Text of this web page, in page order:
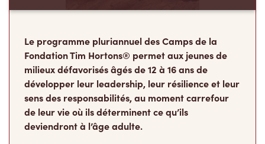
Le programme pluriannuel des Camps de la
Fondation Tim Hortons® permet aux jeunes de
milieux défavorisés âgés de 12 à 16 ans de
développer leur leadership, leur résilience et leur
sens des responsabilités, au moment carrefour
de leur vie où ils déterminent ce qu’ils
deviendront à l’âge adulte.